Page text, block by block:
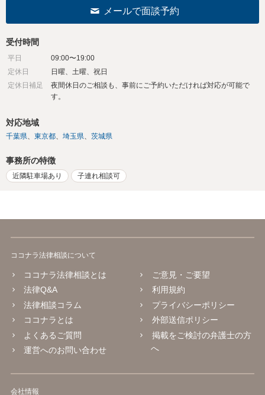
メールで面談予約
受付時間
平日
09:00〜19:00
定休日
日曜、土曜、祝日
定休日補足
夜間休日のご相談も、事前にご予約いただければ対応が可能で
す。
対応地域
千葉県 東京都 埼玉県 茨城県
事務所の特徴
近隣駐車場あり 子連れ相談可
ココナラ法律相談について
ココナラ法律相談とは
法律Q&A
法律相談コラム
ココナラとは
よくあるご質問
運営へのお問い合わせ
ご意見・ご要望
利用規約
プライバシーポリシー
外部送信ポリシー
掲載をご検討の弁護士の方
へ
会社情報